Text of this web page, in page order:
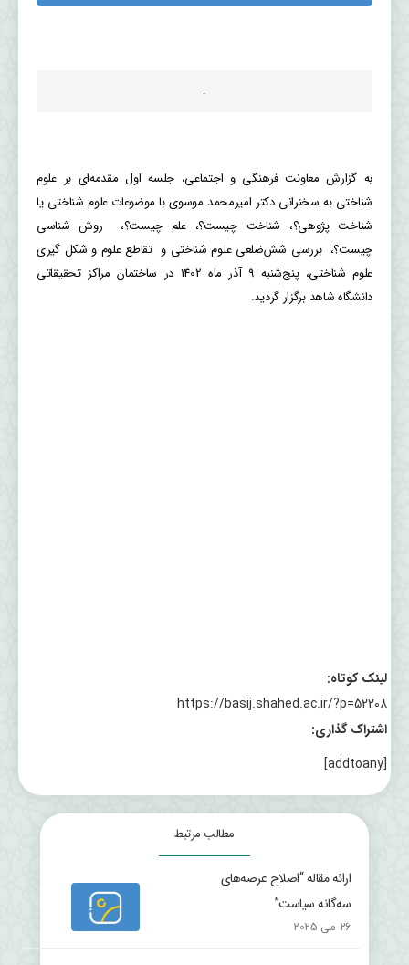
.
به گزارش معاونت فرهنگی و اجتماعی، جلسه اول مقدمه‌ای بر علوم
شناختی به سخنرانی دکتر امیرمحمد موسوی با موضوعات علوم شناختی یا
شناخت پژوهی؟، شناخت چیست؟، علم چیست؟، روش شناسی
چیست؟، بررسی شش‌ضلعی علوم شناختی و تقاطع علوم و شکل گیری
علوم شناختی، پنج‌شنبه ۹ آذر ماه 1402 در ساختمان مراکز تحقیقاتی
دانشگاه شاهد برگزار گردید.
لینک کوتاه:
https://basij.shahed.ac.ir/?p=52208
اشتراک گذاری:
[addtoany]
مطالب مرتبط
ارائه مقاله “اصلاح عرصه‌های
سه‌گانه سیاست”
26 می 2025